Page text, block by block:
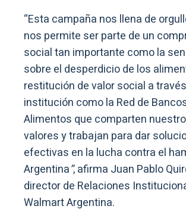
“Esta campaña nos llena de
nos permite ser parte de un
social tan importante como la
sobre el desperdicio de los
restitución de valor social a
institución como la Red de
Alimentos que comparten
valores y trabajan para dar
efectivas en la lucha contra el
Argentina”, afirma Juan Pablo
director de Relaciones
Walmart Argentina.